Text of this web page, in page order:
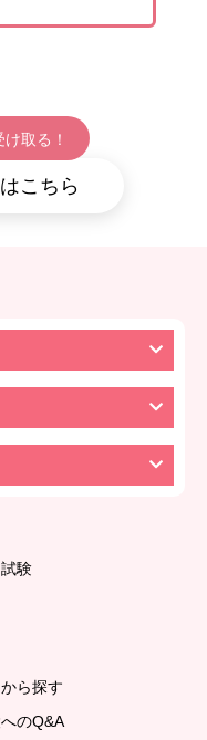
取る！
こちら
験
ら探す
のQ&A